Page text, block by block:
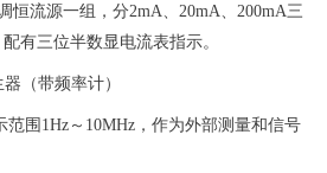
恒流源一组，分2mA、20mA、200mA三
有三位半数显电流表指示。
（带频率计）
围1Hz～10MHz，作为外部测量和信号